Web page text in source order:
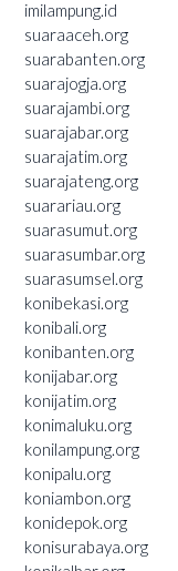
imilampung.id
suaraaceh.org
suarabanten.org
suarajogja.org
suarajambi.org
suarajabar.org
suarajatim.org
suarajateng.org
suarariau.org
suarasumut.org
suarasumbar.org
suarasumsel.org
konibekasi.org
konibali.org
konibanten.org
konijabar.org
konijatim.org
konimaluku.org
konilampung.org
konipalu.org
koniambon.org
konidepok.org
konisurabaya.org